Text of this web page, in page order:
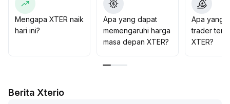
Jika support ini jebol, tekanan turun akan meningkat
signifikan; jika XTER mampu bertahan di atas 0
0085 USDT dan volume meningkat, maka rebound
jangka pendek bisa terbentuk.
melakukan pembelian secara membabi buta
Mengapa XTER naik
hari ini?
Apa yang dapat
memengaruhi harga
masa depan XTER?
Apa yang
trader
XTER?
Berita Xterio